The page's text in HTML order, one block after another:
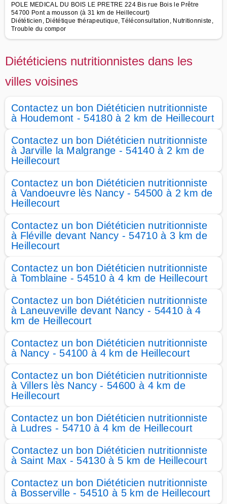
POLE MEDICAL DU BOIS LE PRETRE 224 Bis rue Bois le Prêtre
54700 Pont a mousson (à 31 km de Heillecourt)
Diététicien, Diététique thérapeutique, Téléconsultation, Nutritionniste,
Trouble du compor
Diététiciens nutritionnistes dans les
villes voisines
Contactez un bon Diététicien nutritionniste
à Houdemont - 54180 à 2 km de Heillecourt
Contactez un bon Diététicien nutritionniste
à Jarville la Malgrange - 54140 à 2 km de
Heillecourt
Contactez un bon Diététicien nutritionniste
à Vandoeuvre lès Nancy - 54500 à 2 km de
Heillecourt
Contactez un bon Diététicien nutritionniste
à Fléville devant Nancy - 54710 à 3 km de
Heillecourt
Contactez un bon Diététicien nutritionniste
à Tomblaine - 54510 à 4 km de Heillecourt
Contactez un bon Diététicien nutritionniste
à Laneuveville devant Nancy - 54410 à 4
km de Heillecourt
Contactez un bon Diététicien nutritionniste
à Nancy - 54100 à 4 km de Heillecourt
Contactez un bon Diététicien nutritionniste
à Villers lès Nancy - 54600 à 4 km de
Heillecourt
Contactez un bon Diététicien nutritionniste
à Ludres - 54710 à 4 km de Heillecourt
Contactez un bon Diététicien nutritionniste
à Saint Max - 54130 à 5 km de Heillecourt
Contactez un bon Diététicien nutritionniste
à Bosserville - 54510 à 5 km de Heillecourt